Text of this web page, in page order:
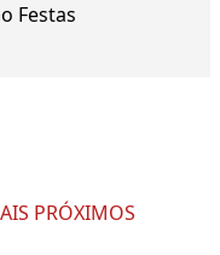
Festas
PRÓXIMOS